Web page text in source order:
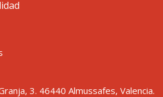
3. 46440 Almussafes, Valencia.